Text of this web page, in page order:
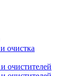
очистка
очистителей